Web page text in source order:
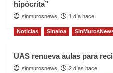
hipócrita”
sinmurosnews 1 día hace
Noticias Sinaloa
UAS renueva aulas para
sinmurosnews 2 días hace